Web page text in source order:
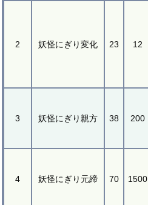
2 妖怪にぎり変化 23 12
3 妖怪にぎり親方 38 200
4 妖怪にぎり元締 70 1500